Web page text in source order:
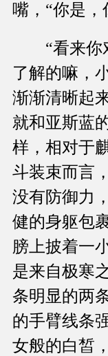
嘴，“你是
“看来你
了解的嘛，
渐渐清晰起
就和亚斯蓝
样，相对于
斗装束而言
没有防御力
健的身躯包
膀上披着一
是来自极寒
条明显的两
的手臂线条
女般的白皙